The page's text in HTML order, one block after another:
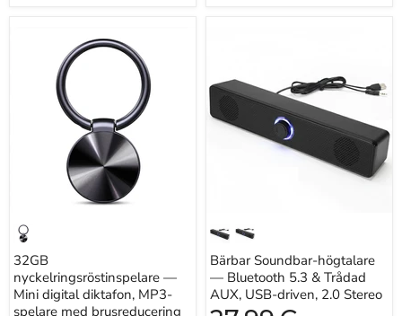
nyckelringsröstinspelare
brusreducering
32GB
nyckelringsröstinspelare —
Mini digital diktafon, MP3-
spelare med brusreducering
Bluetooth
5.3
&
Trådad
Bärbar Soundbar-högtalare
— Bluetooth 5.3 & Trådad
AUX, USB-driven, 2.0 Stereo
Nuvarande